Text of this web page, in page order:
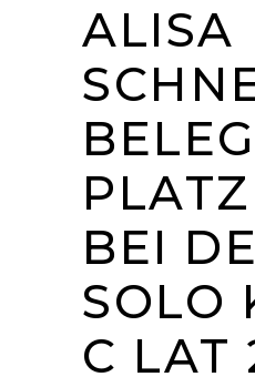
ALISA
BEI
SOLO
C LAT